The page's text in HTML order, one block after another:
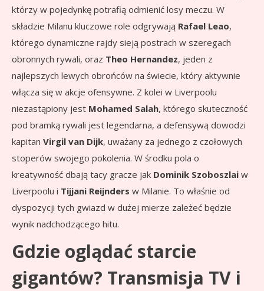
którzy w pojedynkę potrafią odmienić losy meczu. W
składzie Milanu kluczowe role odgrywają Rafael Leao,
którego dynamiczne rajdy sieją postrach w szeregach
obronnych rywali, oraz Theo Hernandez, jeden z
najlepszych lewych obrońców na świecie, który aktywnie
włącza się w akcje ofensywne. Z kolei w Liverpoolu
niezastąpiony jest Mohamed Salah, którego skuteczność
pod bramką rywali jest legendarna, a defensywą dowodzi
kapitan Virgil van Dijk, uważany za jednego z czołowych
stoperów swojego pokolenia. W środku pola o
kreatywność dbają tacy gracze jak Dominik Szoboszlai w
Liverpoolu i Tijjani Reijnders w Milanie. To właśnie od
dyspozycji tych gwiazd w dużej mierze zależeć będzie
wynik nadchodzącego hitu.
Gdzie oglądać starcie
gigantów? Transmisja TV i